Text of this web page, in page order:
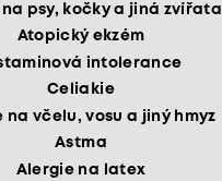
psy, kočky a jiná zvířata
Atopický ekzém
intolerance
Celiakie
na včelu, vosu a jiný hmyz
Astma
Alergie na latex